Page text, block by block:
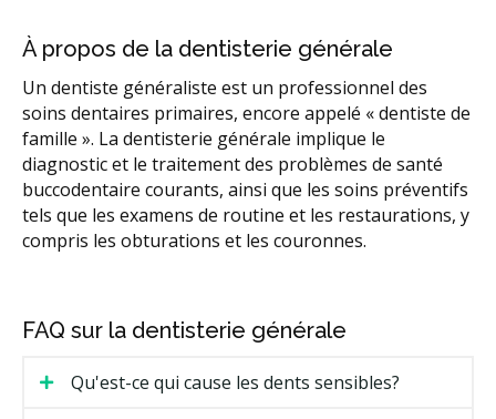
Dentistes pour enfants et dentistes pédiatriques
Hygiène buccale et nettoyage dentaire
Implants dentaires
Fournisseurs d'Invisalign
Services orthodontiques et orthodontistes
RCSD (Régime canadien de soins dentaires)
Sédation dentaire
Services dentaires d'urgence
À propos de la dentisterie générale
Un dentiste généraliste est un professionnel des
soins dentaires primaires, encore appelé « dentiste de
famille ». La dentisterie générale implique le
diagnostic et le traitement des problèmes de santé
buccodentaire courants, ainsi que les soins préventifs
tels que les examens de routine et les restaurations, y
compris les obturations et les couronnes.
FAQ sur la dentisterie générale
Qu'est-ce qui cause les dents sensibles?